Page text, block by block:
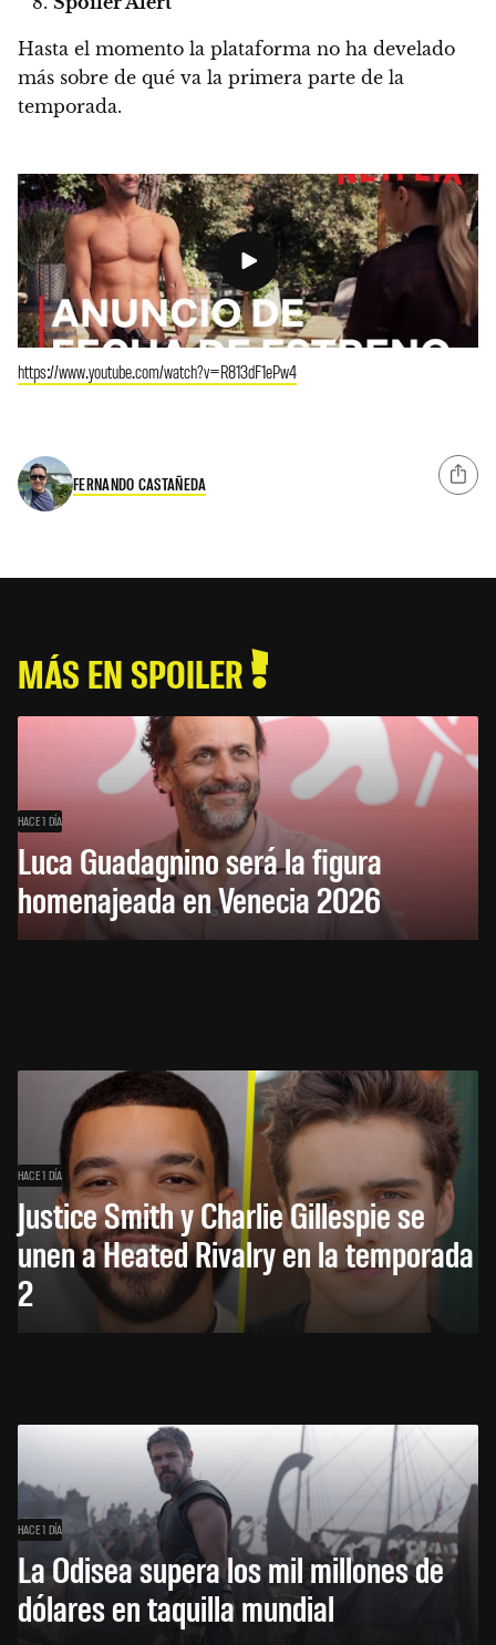
Hasta el momento la plataforma no ha develado
más sobre de qué va la primera parte de la
temporada.
https://www.youtube.com/watch?v=R813dF1ePw4
FERNANDO CASTAÑEDA
MÁS EN SPOILER
HACE 1 DÍA
Luca Guadagnino será la figura
homenajeada en Venecia 2026
HACE 1 DÍA
Justice Smith y Charlie Gillespie se
unen a Heated Rivalry en la temporada
2
HACE 1 DÍA
La Odisea supera los mil millones de
dólares en taquilla mundial